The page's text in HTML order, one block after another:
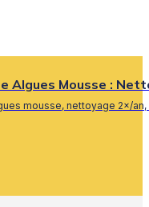
Algues Mousse :
mousse, nettoyage 2×/